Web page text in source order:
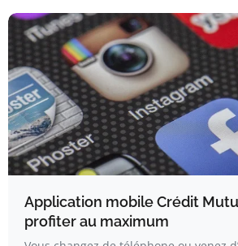
Application mobile Crédit
profiter au maximum